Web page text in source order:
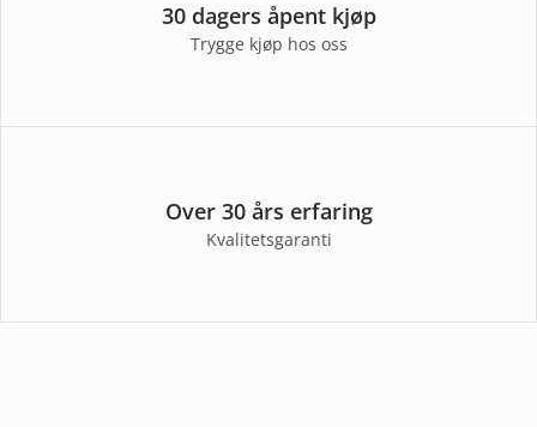
30 dagers åpent kjøp
Trygge kjøp hos oss
Over 30 års erfaring
Kvalitetsgaranti